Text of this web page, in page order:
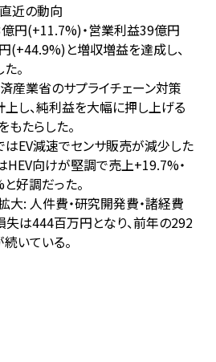
近の動向
円(+11.7%)・営業利益39億円
(+44.9%)と増収増益を達成し、
。
産業省のサプライチェーン対策
し、純利益を大幅に押し上げる
たらした。
はEV減速でセンサ販売が減少した
HEV向けが堅調で売上+19.7%・
好調だった。
大: 人件費・研究開発費・諸経費
失は444百万円となり、前年の292
いている。